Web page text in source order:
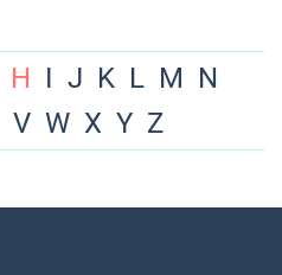
H I J K L M N
V W X Y Z